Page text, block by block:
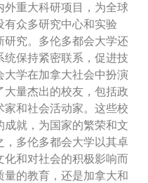
重大科研项目，为全球
众多研究中心和实验
究。多伦多都会大学还
保持紧密联系，促进技
学在加拿大社会中扮演
量杰出的校友，包括政
和社会活动家。这些校
就，为国家的繁荣和文
多伦多都会大学以其卓
和对社会的积极影响而
的教育，还是加拿大和